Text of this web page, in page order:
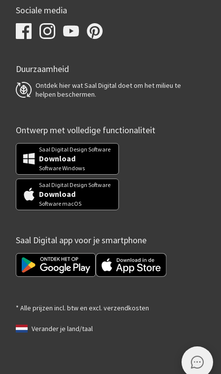
Sociale media
Duurzaamheid
Ontdek hier wat Saal Digital doet om het milieu te
helpen beschermen.
Ontwerp met volledige functionaliteit
Saal Digital Design Software
Download
Software Windows
Saal Digital Design Software
Download
Software macOS
Saal Digital app voor je smartphone
* Alle prijzen incl. btw en excl. verzendkosten
Verander je land/taal